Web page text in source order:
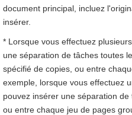
document principal, incluez
insérer.
* Lorsque vous effectuez
une séparation de tâches toutes
spécifié de copies, ou entre
exemple, lorsque vous effectuez
pouvez insérer une séparation
ou entre chaque jeu de pages